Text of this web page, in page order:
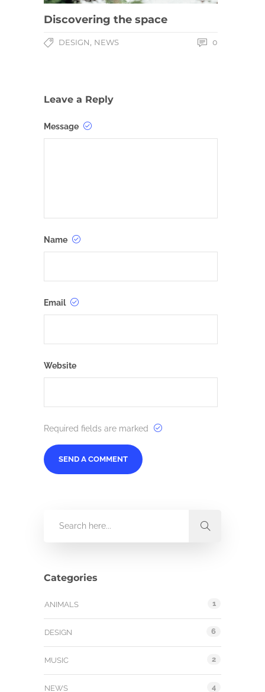
Discovering the space
DESIGN, NEWS 0
Leave a Reply
Message
Name
Email
Website
Required fields are marked
Categories
ANIMALS 1
DESIGN 6
MUSIC 2
NEWS 4